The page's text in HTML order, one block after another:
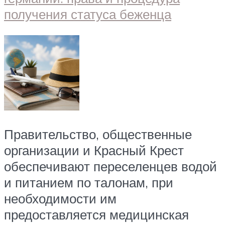
Правительство, общественные
организации и Красный Крест
обеспечивают переселенцев водой
и питанием по талонам, при
необходимости им
предоставляется медицинская